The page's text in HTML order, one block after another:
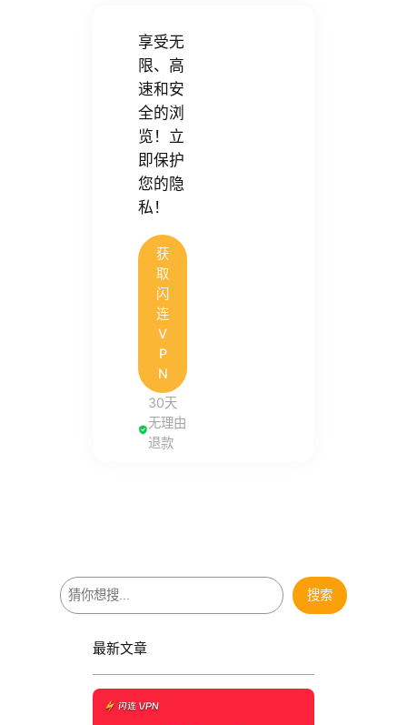
享受无
限、高
速和安
全的浏
览！立
即保护
您的隐
私！
获
取
闪
连
V
P
N
30天
无理由
退款
搜
索
搜索
最新文章